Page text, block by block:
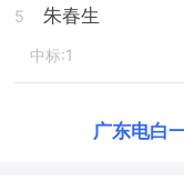
5 朱春生
中标:1
广东电白